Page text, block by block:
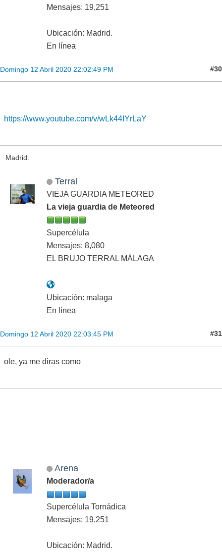
Mensajes: 19,251
Ubicación: Madrid.
En línea
Domingo 12 Abril 2020 22:02:49 PM #30
https://www.youtube.com/v/wLk44IYrLaY
Madrid.
Terral
VIEJA GUARDIA METEORED
La vieja guardia de Meteored
Supercélula
Mensajes: 8,080
EL BRUJO TERRAL MÁLAGA
Ubicación: malaga
En línea
Domingo 12 Abril 2020 22:03:45 PM #31
ole, ya me diras como
Arena
Moderador/a
Supercélula Tornádica
Mensajes: 19,251
Ubicación: Madrid.